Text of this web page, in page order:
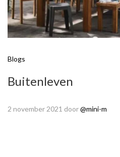
Blogs
Buitenleven
2 november 2021 door@mini-m